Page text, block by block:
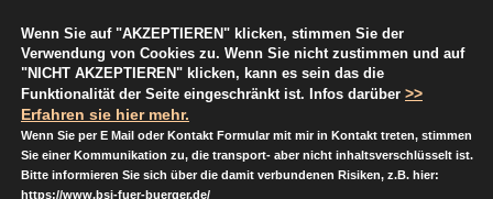
© 2015 Casabella Energie de. All rights reserved.
Vertrag widerrufen
Wenn Sie auf "AKZEPTIEREN" klicken, stimmen Sie der
Verwendung von Cookies zu. Wenn Sie nicht zustimmen und auf
"NICHT AKZEPTIEREN" klicken, kann es sein das die
Funktionalität der Seite eingeschränkt ist. Infos darüber >>
Erfahren sie hier mehr.
Wenn Sie per E Mail oder Kontakt Formular mit mir in Kontakt treten, stimmen
Sie einer Kommunikation zu, die transport- aber nicht inhaltsverschlüsselt ist.
Bitte informieren Sie sich über die damit verbundenen Risiken, z.B. hier:
https://www.bsi-fuer-buerger.de/